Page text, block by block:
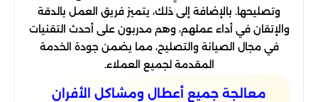
وتصليحها. بالإضافة إلى ذلك، يتميز فريق العمل بالدقة
والإتقان في أداء عملهم، وهم مدربون على أحدث التقنيات
في مجال الصيانة والتصليح، مما يضمن جودة الخدمة
المقدمة لجميع العملاء.
معالجة جميع أعطال ومشاكل الأفران